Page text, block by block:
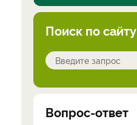
Поиск по сайту
Вопрос-ответ